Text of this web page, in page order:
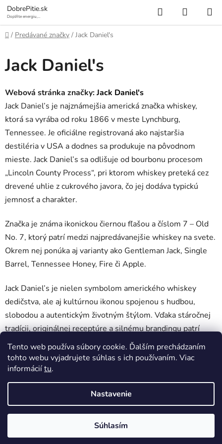
Tento web používa súbory cookie. Ďalším prechádzaním
tohto webu vyjadrujete súhlas s ich používaním. Viac
informáciítu.
Nastavenie
Súhlasím
Prejsť
na
obsah
DobrePitie.sk
Doplňte energiu,
Hľadať
KOŠÍK
Domov
/ Predávané značky / Jack Daniel's
Jack Daniel's
Webová stránka značky:Jack Daniel's
Jack Daniel’s je najznámejšia americká značka whiskey,
ktorá sa vyrába od roku 1866 v meste Lynchburg,
Tennessee. Je oficiálne registrovaná ako najstaršia
destiléria v USA a dodnes sa produkuje na pôvodnom
mieste. Jack Daniel’s sa odlišuje od bourbonu procesom
„Lincoln County Process“, pri ktorom whiskey preteká cez
drevené uhlie z cukrového javora, čo jej dodáva typickú
jemnosť a charakter.
Značka je známa ikonickou čiernou fľašou a číslom 7 – Old
No. 7, ktorý patrí medzi najpredávanejšie whiskey na svete.
Okrem nej ponúka aj varianty ako Gentleman Jack, Single
Barrel, Tennessee Honey, Fire či Apple.
Jack Daniel’s je nielen symbolom amerického whiskey
dedičstva, ale aj kultúrnou ikonou spojenou s hudbou,
slobodou a autentickým životným štýlom. Vďaka stáročnej
tradícii, originálnej receptúre a silnému brandingu patrí
medzi najuznávanejšie a najpredávanejšie whiskey značky
globálne.
Jack Daniel's
Vytvoril Shoptet
DobrePitie.sk. Všetky práva vyhradené.
Upraviť nastavenie cookies